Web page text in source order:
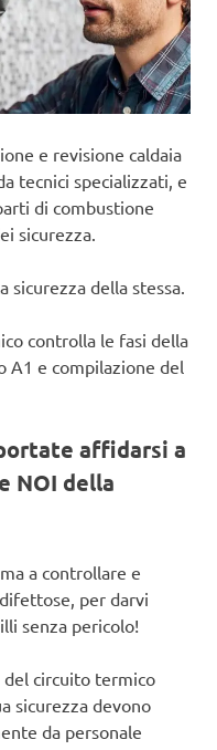
e revisione caldaia
tecnici specializzati, e
di combustione
sicurezza.
sicurezza della stessa.
controlla le fasi della
A1 e compilazione del
affidarsi a
NOI della
a controllare e
per darvi
senza pericolo!
del circuito termico
sicurezza devono
da personale